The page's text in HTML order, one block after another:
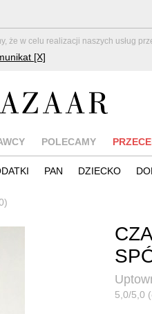
że w celu realizacji naszych usług
[X]
POLECAMY
PAN DZIECKO
5,0/5,0